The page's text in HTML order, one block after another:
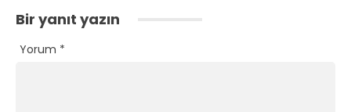
Bir yanıt yazın
Yorum *